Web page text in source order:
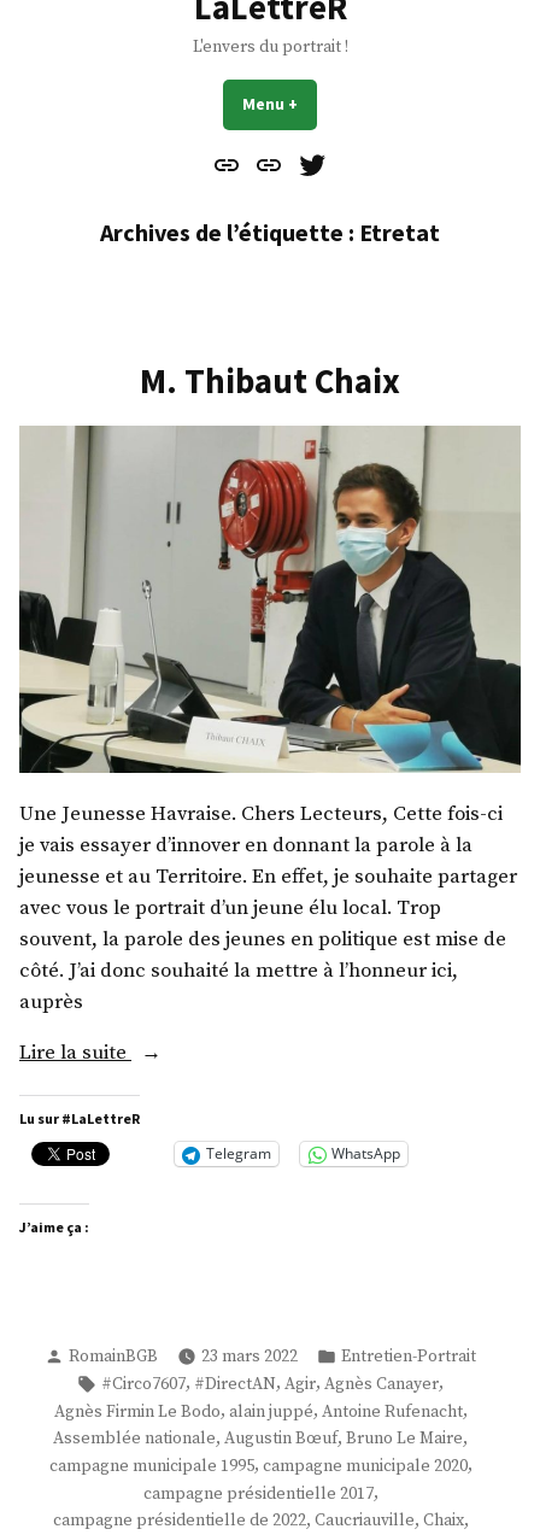
L'envers du portrait !
Menu +
Contact
À
Mes
Archives de l’étiquette : Etretat
M. Thibaut Chaix
Une Jeunesse Havraise. Chers Lecteurs, Cette fois-ci
je vais essayer d’innover en donnant la parole à la
jeunesse et au Territoire. En effet, je souhaite partager
avec vous le portrait d’un jeune élu local. Trop
souvent, la parole des jeunes en politique est mise de
côté. J’ai donc souhaité la mettre à l’honneur ici,
auprès
Lire la suite
« M.
Chaix »
Lu sur #LaLettreR
Telegram WhatsApp
J’aime ça :
Publié
par
RomainBGB 23 mars 2022
Publié
dans
Entretien-Portrait
Étiquettes :
#Circo7607, #DirectAN, Agir, Agnès Canayer,
Agnès Firmin Le Bodo, alain juppé, Antoine Rufenacht,
Assemblée nationale, Augustin Bœuf, Bruno Le Maire,
campagne municipale 1995, campagne municipale 2020,
campagne présidentielle 2017,
campagne présidentielle de 2022, Caucriauville, Chaix,